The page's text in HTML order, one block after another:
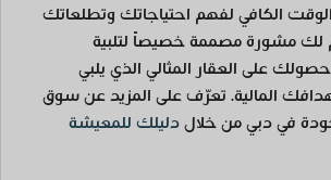
الخبرة في Estatly الوقت الكافي لفهم احتياجاتك وتطلعاتك
لك مشورة مصممة خصيصاً لتلبية
على العقار المثالي الذي يلبي
المالية. تعرّف على المزيد عن سوق
في دبي من خلال دليلك للمعيشة